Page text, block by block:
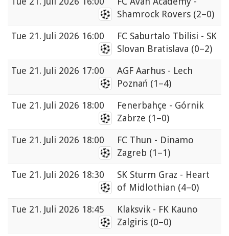
Shamrock Rovers (2–0)
Tue 21. Juli 2026 16:00
FC Saburtalo Tbilisi - SK
Slovan Bratislava (0–2)
Tue 21. Juli 2026 17:00
AGF Aarhus - Lech
Poznań (1–4)
Tue 21. Juli 2026 18:00
Fenerbahçe - Górnik
Zabrze (1–0)
Tue 21. Juli 2026 18:00
FC Thun - Dinamo
Zagreb (1–1)
Tue 21. Juli 2026 18:30
SK Sturm Graz - Heart
of Midlothian (4–0)
Tue 21. Juli 2026 18:45
Klaksvik - FK Kauno
Zalgiris (0–0)